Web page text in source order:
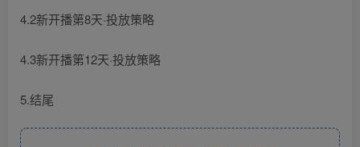
4.2新开播第8天·投放策略
4.3新开播第12天·投放策略
5.结尾